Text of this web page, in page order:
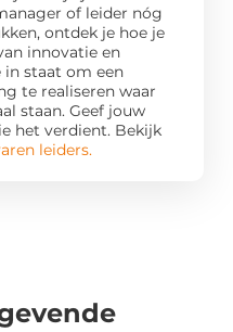
of leider nóg
ontdek je hoe je
innovatie en
staat om een
te realiseren waar
staan. Geef jouw
het verdient. Bekijk
leiders.